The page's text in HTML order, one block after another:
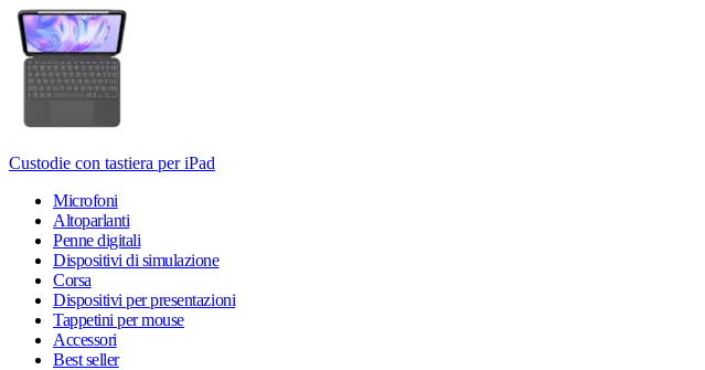
Custodie con tastiera per iPad
Microfoni
Altoparlanti
Penne digitali
Dispositivi di simulazione
Corsa
Dispositivi per presentazioni
Tappetini per mouse
Accessori
Best seller